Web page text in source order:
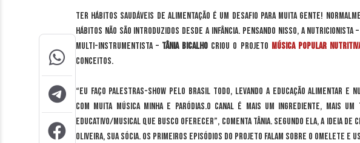
Ter hábitos saudáveis de alimentação é um desafio para muita gente!
hábitos não são introduzidos desde a infância. Pensando nisso, a nutricionista
multi-instrumentista – Tânia Bicalho criou o projeto Música Popular
conceitos.
“Eu faço palestras-show pelo Brasil todo, levando a educação alimentar e
com muita música minha e paródias.O canal é mais um ingrediente, mais
educativo/musical que busco oferecer”, comenta Tânia. Segundo ela, a ideia de
Oliveira, sua sócia. Os primeiros episódios do projeto falam sobre o omelete e